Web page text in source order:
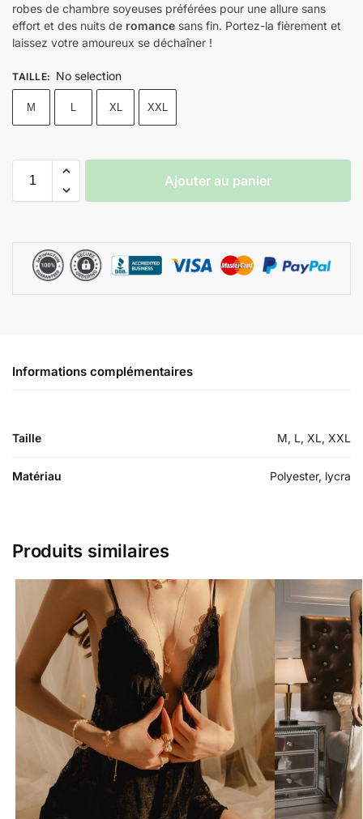
robes de chambre soyeuses préférées pour une allure sans
effort et des nuits de romance sans fin. Portez-la fièrement et
laissez votre amoureux se déchaîner !
TAILLE: No selection
M L XL XXL
Ajouter au panier
Informations complémentaires
Taille M, L, XL, XXL
Matériau Polyester, lycra
Produits similaires